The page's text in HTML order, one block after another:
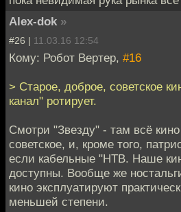
Alex-dok »
#26 | 11.03.16 12:54
Кому: Робот Вертер, #16
> Старое, доброе, советское
канал" ротирует.
Смотри "Звезду" - там всё
советское, и, кроме того,
если кабельные "НТВ. Наше
доступны. Вообще же
кино эксплуатируют
меньшей степени.